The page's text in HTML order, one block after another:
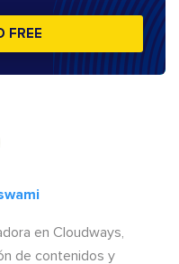
FREE
en Cloudways,
de contenidos y